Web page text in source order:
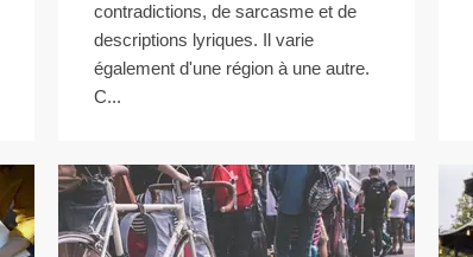
contradictions, de sarcasme et de
descriptions lyriques. Il varie
également d'une région à une autre.
C...